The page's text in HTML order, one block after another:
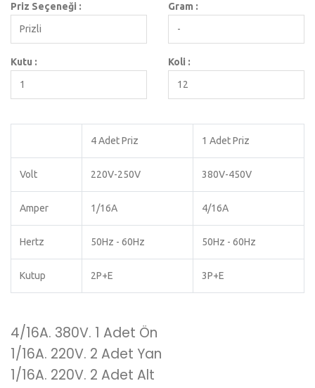
Priz Seçeneği :
Prizli
Gram :
-
Kutu :
1
Koli :
12
4 Adet Priz 1 Adet Priz
Volt 220V-250V 380V-450V
Amper 1/16A 4/16A
Hertz 50Hz - 60Hz 50Hz - 60Hz
Kutup 2P+E 3P+E
4/16A. 380V. 1 Adet Ön
1/16A. 220V. 2 Adet Yan
1/16A. 220V. 2 Adet Alt